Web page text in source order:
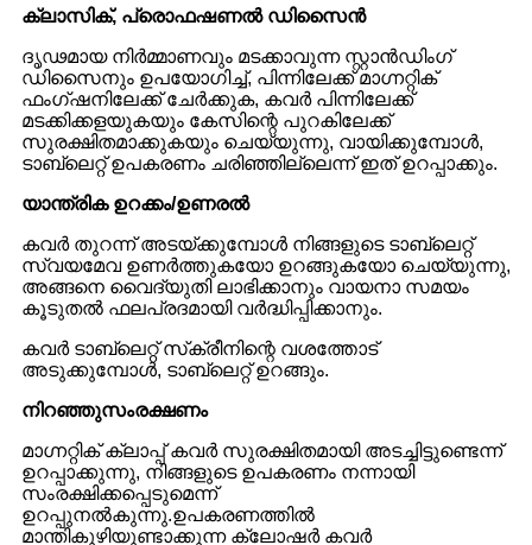
ക്ലാസിക്, പ്രൊഫഷണൽ ഡിസൈൻ
ദൃഢമായ നിർമ്മാണവും മടക്കാവുന്ന സ്റ്റാൻഡിംഗ്
ഡിസൈനും ഉപയോഗിച്ച്, പിന്നിലേക്ക് മാഗ്നറ്റിക്
ഫംഗ്‌ഷനിലേക്ക് ചേർക്കുക, കവർ പിന്നിലേക്ക്
മടക്കിക്കളയുകയും കേസിന്റെ പുറകിലേക്ക്
സുരക്ഷിതമാക്കുകയും ചെയ്യുന്നു, വായിക്കുമ്പോൾ,
ടാബ്‌ലെറ്റ് ഉപകരണം ചരിഞ്ഞില്ലെന്ന് ഇത് ഉറപ്പാക്കും.
യാന്ത്രിക ഉറക്കം/ഉണരൽ
കവർ തുറന്ന് അടയ്‌ക്കുമ്പോൾ നിങ്ങളുടെ ടാബ്‌ലെറ്റ്
സ്വയമേവ ഉണർത്തുകയോ ഉറങ്ങുകയോ ചെയ്യുന്നു,
അങ്ങനെ വൈദ്യുതി ലാഭിക്കാനും വായനാ സമയം
കൂടുതൽ ഫലപ്രദമായി വർദ്ധിപ്പിക്കാനും.
കവർ ടാബ്‌ലെറ്റ് സ്‌ക്രീനിന്റെ വശത്തോട്
അടുക്കുമ്പോൾ, ടാബ്‌ലെറ്റ് ഉറങ്ങും.
നിറഞ്ഞുസംരക്ഷണം
മാഗ്നറ്റിക് ക്ലാപ്പ് കവർ സുരക്ഷിതമായി അടച്ചിട്ടുണ്ടെന്ന്
ഉറപ്പാക്കുന്നു, നിങ്ങളുടെ ഉപകരണം നന്നായി
സംരക്ഷിക്കപ്പെടുമെന്ന്
ഉറപ്പുനൽകുന്നു.ഉപകരണത്തിൽ
മാന്തികുഴിയുണ്ടാക്കുന്ന ക്ലോഷർ കവർ